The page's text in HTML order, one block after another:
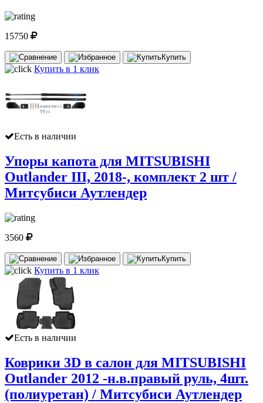
15750
Купить
Купить в 1 клик
Есть в наличии
Упоры капота для MITSUBISHI
Outlander III, 2018-, комплект 2 шт /
Митсубиси Аутлендер
3560
Купить
Купить в 1 клик
Есть в наличии
Коврики 3D в салон для MITSUBISHI
Outlander 2012 -н.в.правый руль, 4шт.
(полиуретан) / Митсубиси Аутлендер